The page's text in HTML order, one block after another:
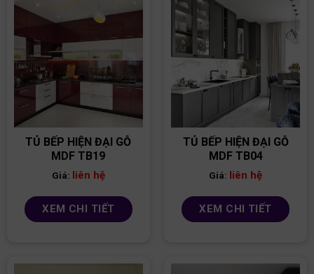
TỦ BẾP HIỆN ĐẠI GỖ
MDF TB19
Giá: liên hệ
XEM CHI TIẾT
TỦ BẾP HIỆN ĐẠI GỖ
MDF TB04
Giá: liên hệ
XEM CHI TIẾT